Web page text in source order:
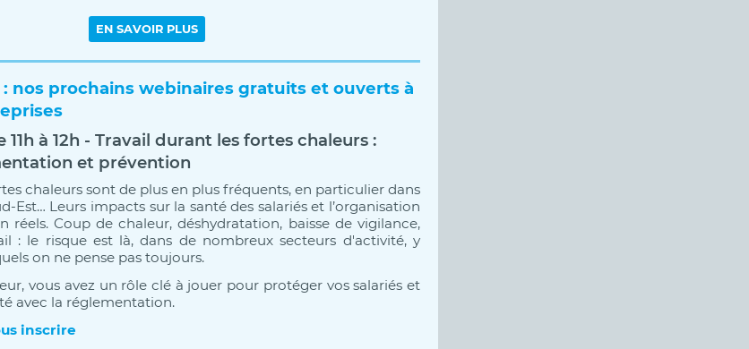
: nos prochains webinaires gratuits et ouverts à
11h à 12h - Travail durant les fortes chaleurs :
et prévention
chaleurs sont de plus en plus fréquents, en particulier dans
Est… Leurs impacts sur la santé des salariés et l’organisation
réels. Coup de chaleur, déshydratation, baisse de vigilance,
: le risque est là, dans de nombreux secteurs d'activité, y
on ne pense pas toujours.
vous avez un rôle clé à jouer pour protéger vos salariés et
avec la réglementation.
inscrire